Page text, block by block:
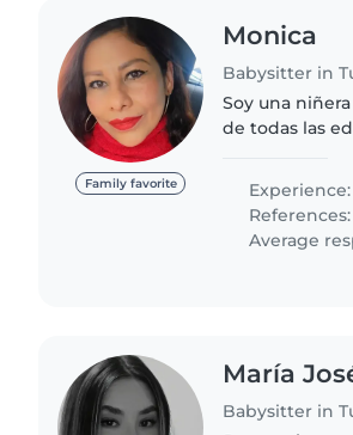
Family favorite
Monica
Babysitter in
Soy una
de todas las
una variedad..
Experience:
Average
María
Babysitter in